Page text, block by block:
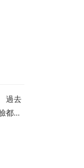
過去
都要